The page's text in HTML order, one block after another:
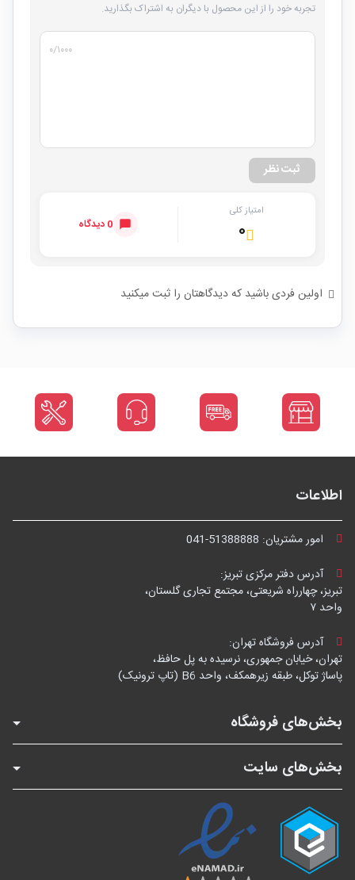
تجربه خود را از این محصول با دیگران به اشتراک بگذارید.
۰/۱۰۰۰
ثبت نظر
امتیاز کلی
۰ 0 دیدگاه
اولین فردی باشید که دیدگاهتان را ثبت میکنید
اطلاعات
امور مشتریان: 041-51388888
آدرس دفتر مرکزی تبریز:
تبریز، چهارراه شریعتی، مجتمع تجاری گلستان،
واحد ۷
آدرس فروشگاه تهران:
تهران، خیابان جمهوری، نرسیده به پل حافظ،
پاساژ توکل، طبقه زیرهمکف، واحد B6 (تاپ ترونیک)
بخش‌های فروشگاه
بخش‌های سایت